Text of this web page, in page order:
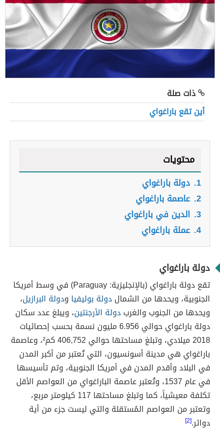
ذات صلة
أين تقع باراغواي
محتويات
1. دولة باراغواي
2. عاصمة باراغواي
3. الدين في باراغواي
4. عملة باراغواي
دولة باراغواي
تقع دولة باراغواي (بالإنجليزية: Paraguay) في وسط أمريكا
الجنوبية، ويحدها من الشمالدولة بوليفيا ودولة البرازيل،
ويحدها من الجنوب والغربدولة الأرجنتين، ويبلغ عدد سكان
دولة باراغواي حوالي 6.956 مليون نسمة بحسب إحصائيات
2018 ميلادي، وتبلغ مساحتها حوالي 406,752 كم²، وعاصمة
باراغواي هي مدينة أسونسيون، التي تُعتبر من أكبر المدن
في البلاد وأقدم المدن في أمريكا الجنوبية، وتم تأسيسها
في عام 1537، وتُعتبر عاصمة الباراغواي من العواصم الأقل
تكلفة معيشياً، كما وتبلغ مساحتها 117 كيلومتر مربع،
وتعتبر من العواصم المُستقلة والتي ليست جزء من أية
دوائر.[2]